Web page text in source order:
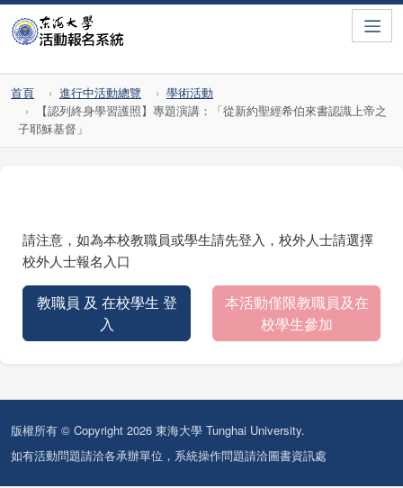
首頁 進行中活動總覽
學術活動
【認列終身學習護照】專題演講：「從新約聖經希伯來書認識上帝之
子耶穌基督」
請注意，如為本校教職員或學生請先登入，校外人士請選擇
校外人士報名入口
教職員 及 在校學生 登
入
本活動僅限教職員及在
校學生參加
版權所有 © Copyright 2026 東海大學 Tunghai University.
如有活動問題請洽各承辦單位，系統操作問題請洽圖書資訊處